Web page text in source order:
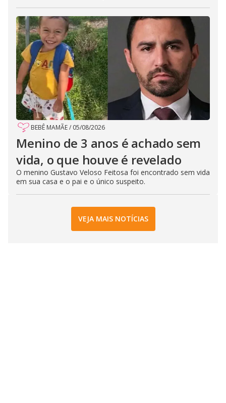
BEBÊ MAMÃE/ 05/08/2026
Menino de 3 anos é achado sem
vida, o que houve é revelado
O menino Gustavo Veloso Feitosa foi encontrado sem vida
em sua casa e o pai e o único suspeito.
VEJA MAIS NOTÍCIAS